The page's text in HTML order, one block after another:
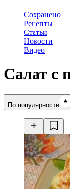
Сохранено
Рецепты
Статьи
Новости
Видео
Салат с
Время готовки
По популярности